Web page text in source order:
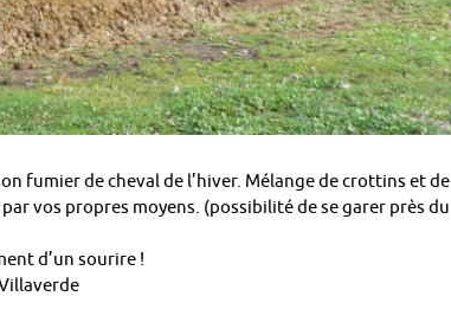
fumier de cheval de l’hiver. Mélange de crottins et de
vos propres moyens. (possibilité de se garer près du
d’un sourire !